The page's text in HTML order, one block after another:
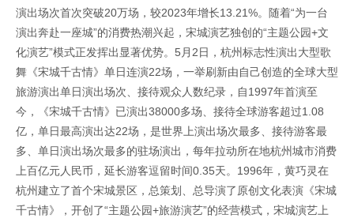
演出场次首次突破20万场，较2023年增长13.21%。随着“为一台
演出奔赴一座城”的消费热潮兴起，宋城演艺独创的“主题公园+文
化演艺”模式正发挥出显著优势。5月2日，杭州标志性演出大型歌
舞《宋城千古情》单日连演22场，一举刷新由自己创造的全球大型
旅游演出单日演出场次、接待观众人数纪录，自1997年首演至
今，《宋城千古情》已演出38000多场、接待全球游客超过1.08
亿，单日最高演出达22场，是世界上演出场次最多、接待游客最
多、单日演出场次最多的驻场演出，每年拉动所在地杭州城市消费
上百亿元人民币，延长游客逗留时间0.35天。1996年，黄巧灵在
杭州建立了首个宋城景区，总策划、总导演了原创文化表演《宋城
千古情》，开创了“主题公园+旅游演艺”的经营模式，宋城演艺上